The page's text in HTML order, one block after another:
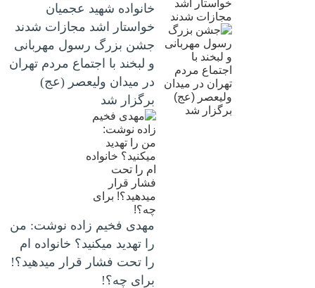
خانواده شهید عجمیان
خواستار اشد مجازات شدند
جشن بزرگ رسول مهربانی
و لبخند با اجتماع مردم تهران
در میدان ولیعصر (عج)
برگزار شد
مهدی فخیم زاده نوشت: من
را تهدید میکنید؟ خانواده ام
را‌ تحت فشار قرار میدهید؟!
برای چه؟!